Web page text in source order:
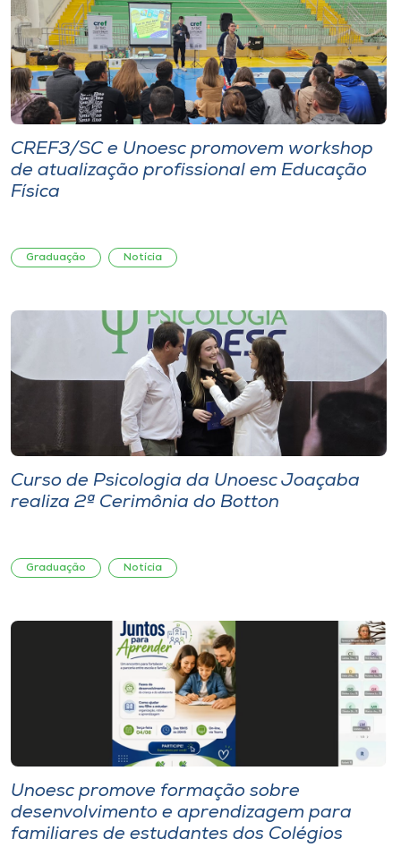
CREF3/SC e Unoesc promovem workshop
de atualização profissional em Educação
Física
Graduação Notícia
Curso de Psicologia da Unoesc Joaçaba
realiza 2ª Cerimônia do Botton
Graduação Notícia
Unoesc promove formação sobre
desenvolvimento e aprendizagem para
familiares de estudantes dos Colégios